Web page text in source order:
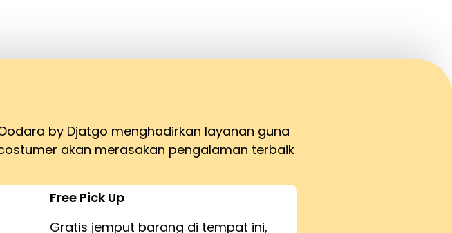
by Djatgo menghadirkan layanan guna
akan merasakan pengalaman terbaik
Free Pick Up
Gratis jemput barang di tempat ini,